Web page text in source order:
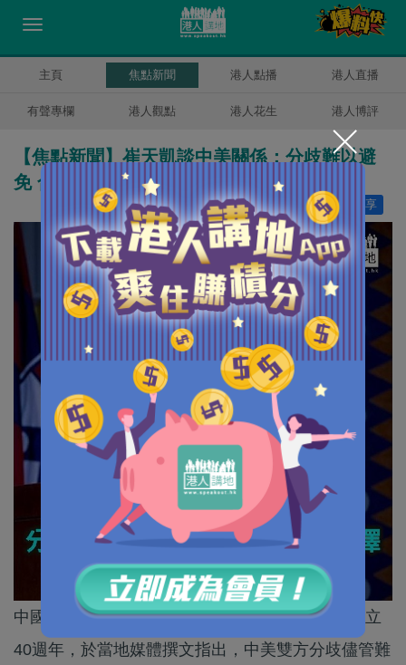
主頁 焦點新聞 港人點播 港人直播
有聲專欄 港人觀點 港人花生 港人博評
【焦點新聞】崔天凱談中美關係：分歧難以避
免 合作是唯一正確選擇。
分享
讚好 0
中國駐美大使崔天凱在華盛頓時間1日，即中美建立
40週年，於當地媒體撰文指出，中美雙方分歧儘管難